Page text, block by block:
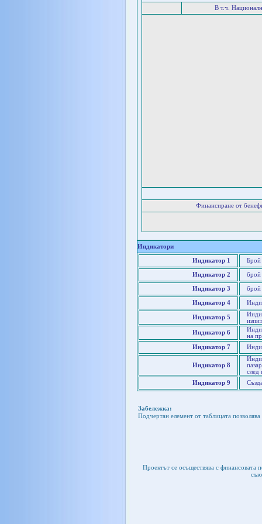
В т.ч.
Финансиране от
Индикатори
Индикатор 1 Брой
Индикатор 2 брой
Индикатор 3 брой
Индикатор 4
Индикатор 5
Индикатор 6
на
Индикатор 7
Индикатор 8
след
Индикатор 9
Забележка:
Подчертан елемент от таблицата
Проектът се осъществява с финансовата